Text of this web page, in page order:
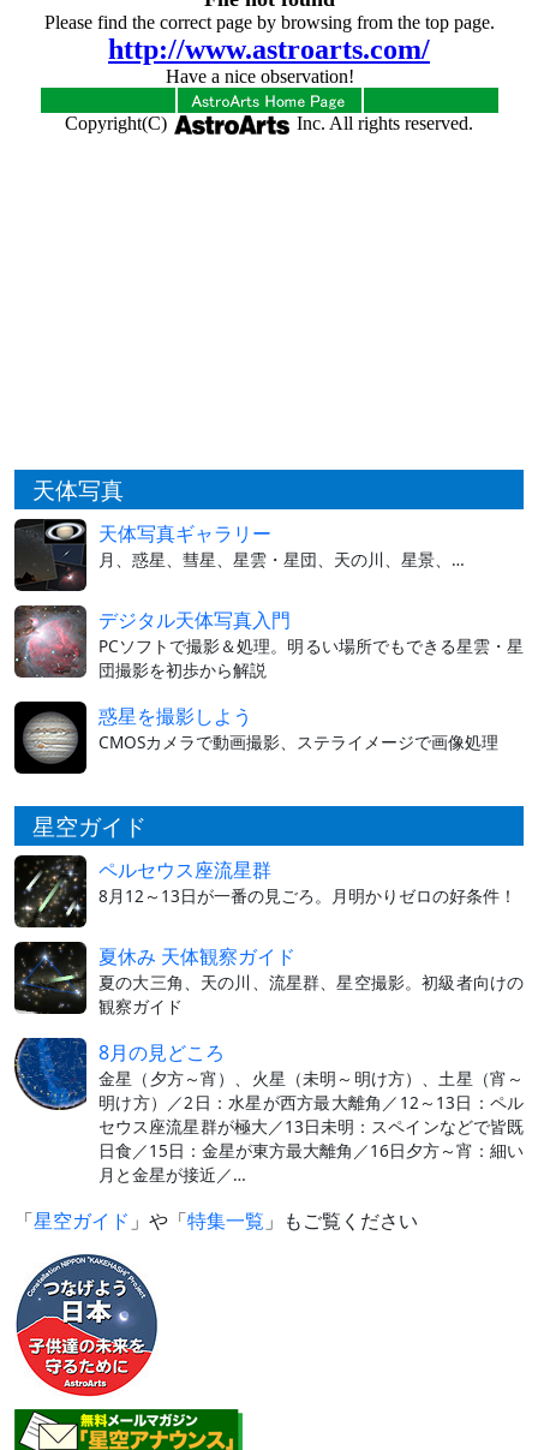
天体写真
天体写真ギャラリー
月、惑星、彗星、星雲・星団、天の川、星景、…
デジタル天体写真入門
PCソフトで撮影＆処理。明るい場所でもできる星雲・星
団撮影を初歩から解説
惑星を撮影しよう
CMOSカメラで動画撮影、ステライメージで画像処理
星空ガイド
ペルセウス座流星群
8月12～13日が一番の見ごろ。月明かりゼロの好条件！
夏休み 天体観察ガイド
夏の大三角、天の川、流星群、星空撮影。初級者向けの
観察ガイド
8月の見どころ
金星（夕方～宵）、火星（未明～明け方）、土星（宵～
明け方）／2日：水星が西方最大離角／12～13日：ペル
セウス座流星群が極大／13日未明：スペインなどで皆既
日食／15日：金星が東方最大離角／16日夕方～宵：細い
月と金星が接近／…
「星空ガイド 」や「特集一覧 」もご覧ください